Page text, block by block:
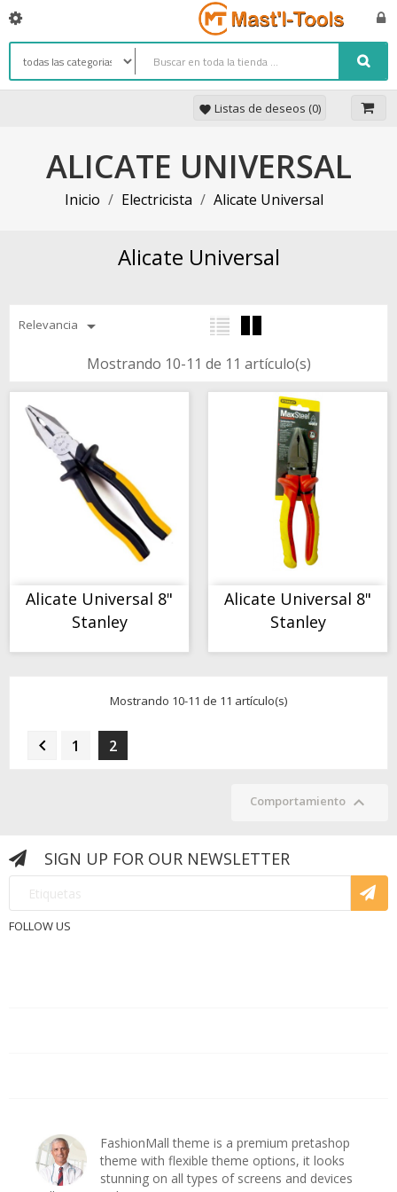
favorite Listas de deseos (0)
ALICATE UNIVERSAL
Inicio Electricista Alicate Universal
Alicate Universal
Relevancia 
Mostrando 10-11 de 11 artículo(s)
COMPORTAMIENTO
Alicate Universal 8"
Stanley
COMPORTAMIENTO
Alicate Universal 8"
Stanley
Mostrando 10-11 de 11 artículo(s)
 1 2
Comportamiento 
SIGN UP FOR OUR NEWSLETTER
FOLLOW US
FashionMall theme is a premium pretashop
theme with flexible theme options, it looks
stunning on all types of screens and devices